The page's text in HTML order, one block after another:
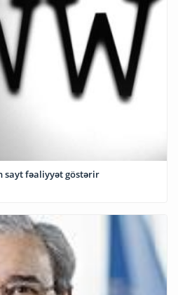
sayt fəaliyyət göstərir